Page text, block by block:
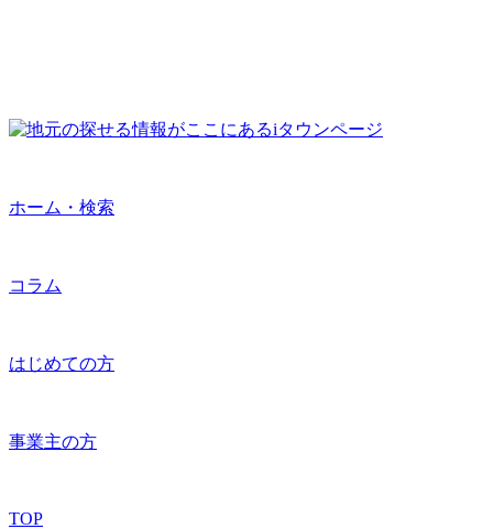
ホーム・検索
コラム
はじめての方
事業主の方
TOP